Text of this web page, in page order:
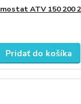
ATV 150 200
Pridať do košíka